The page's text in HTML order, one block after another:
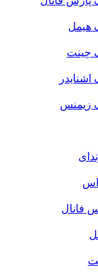
هیمل
چینت
اشنایدر
زیمنس
اس
فانال